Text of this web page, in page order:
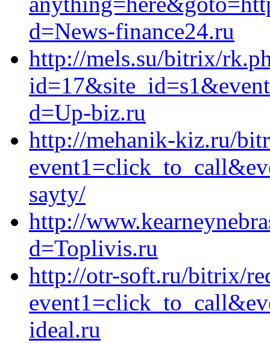
d=News-finance24.ru
http://mels.su/bitrix/
d=Up-biz.ru
http://mehanik-kiz.ru/
sayty/
http://
d=Toplivis.ru
http://otr-soft.ru/bitrix/
ideal.ru